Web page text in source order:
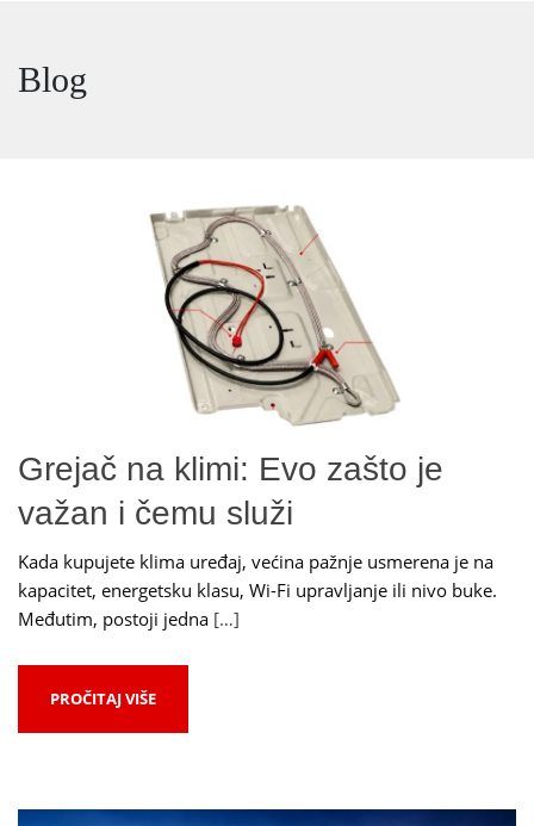
Blog
Grejač na klimi: Evo zašto je
važan i čemu služi
Kada kupujete klima uređaj, većina pažnje usmerena je na
kapacitet, energetsku klasu, Wi-Fi upravljanje ili nivo buke.
Međutim, postoji jedna […]
PROČITAJ VIŠE